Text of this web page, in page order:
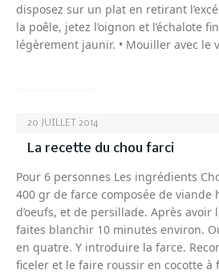
disposez sur un plat en retirant
la poêle, jetez l’oignon et l’échalote
légèrement jaunir. • Mouiller avec le
20 JUILLET 2014
La recette du chou farci
Pour 6 personnes Les ingrédients
400 gr de farce composée de viande
d’oeufs, et de persillade. Après avoir
faites blanchir 10 minutes environ.
en quatre. Y introduire la farce.
ficeler et le faire roussir en cocotte à